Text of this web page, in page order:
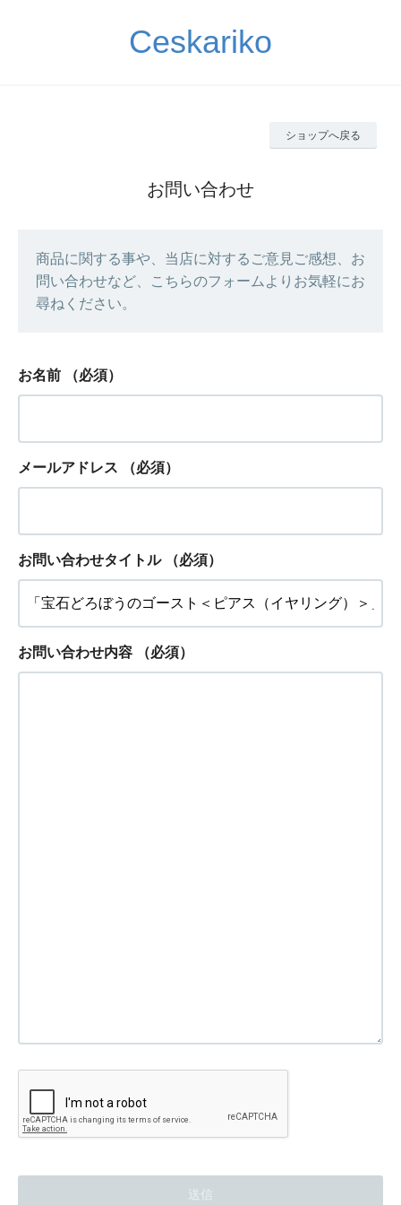
Ceskariko
ショップへ戻る
お問い合わせ
商品に関する事や、当店に対するご意見ご感想、お
問い合わせなど、こちらのフォームよりお気軽にお
尋ねください。
お名前 （必須）
メールアドレス （必須）
お問い合わせタイトル （必須）
お問い合わせ内容 （必須）